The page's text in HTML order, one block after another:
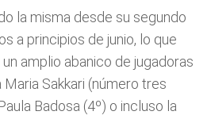
la misma desde su segundo
a principios de junio, lo que
un amplio abanico de jugadoras
Sakkari (número tres
Badosa (4º) o incluso la